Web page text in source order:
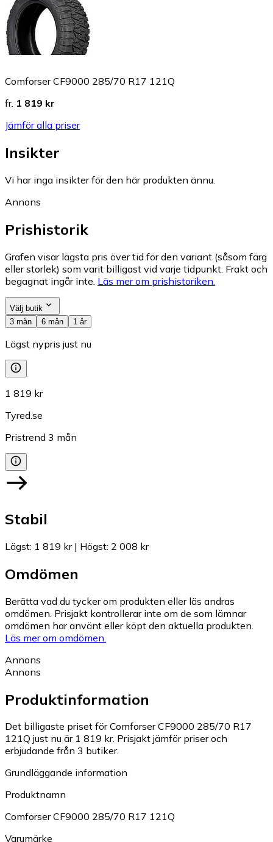
Comforser CF9000 285/70 R17 121Q
fr. 1 819 kr
Jämför alla priser
Insikter
Vi har inga insikter för den här produkten ännu.
Annons
Prishistorik
Grafen visar lägsta pris över tid för den variant (såsom färg
eller storlek) som varit billigast vid varje tidpunkt. Frakt och
begagnat ingår inte. Läs mer om prishistoriken.
Välj butik
3 mån
6 mån 1 år
Lägst nypris just nu
1 819 kr
Tyred.se
Pristrend 3 mån
Stabil
Lägst: 1 819 kr| Högst: 2 008 kr
Omdömen
Berätta vad du tycker om produkten eller läs andras
omdömen. Prisjakt kontrollerar inte om de som lämnar
omdömen har använt eller köpt den aktuella produkten.
Läs mer om omdömen.
Annons
Annons
Produktinformation
Det billigaste priset för Comforser CF9000 285/70 R17
121Q just nu är 1 819 kr. Prisjakt jämför priser och
erbjudande från 3 butiker.
Grundläggande information
Produktnamn
Comforser CF9000 285/70 R17 121Q
Varumärke